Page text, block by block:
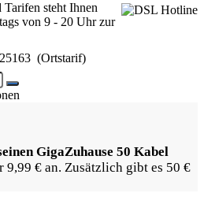
steht Ihnen
von 9 - 20 Uhr zur
(Ortstarif)
GigaZuhause 50 Kabel
9,99 € an. Zusätzlich gibt es 50 €